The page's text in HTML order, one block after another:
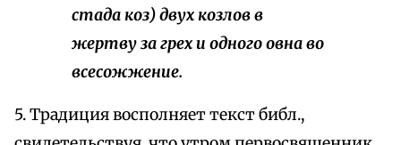
стада коз) двух козлов в
жертву за грех и одного овна во
всесожжение.
5. Традиция восполняет текст библ.,